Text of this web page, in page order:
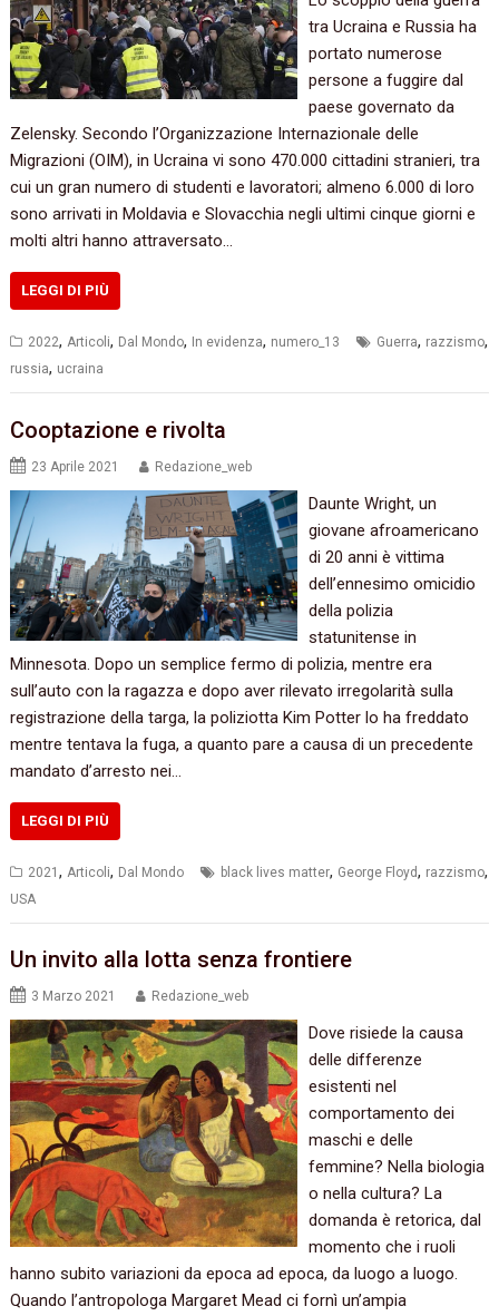
tra Ucraina e Russia ha
portato numerose
persone a fuggire dal
paese governato da
Zelensky. Secondo l’Organizzazione Internazionale delle
Migrazioni (OIM), in Ucraina vi sono 470.000 cittadini stranieri, tra
cui un gran numero di studenti e lavoratori; almeno 6.000 di loro
sono arrivati in Moldavia e Slovacchia negli ultimi cinque giorni e
molti altri hanno attraversato…
LEGGI DI PIÙ
2022,Articoli, Dal Mondo, In evidenza, numero_13 Guerra, razzismo,
russia, ucraina
Cooptazione e rivolta
23 Aprile 2021 Redazione_web
Daunte Wright, un
giovane afroamericano
di 20 anni è vittima
dell’ennesimo omicidio
della polizia
statunitense in
Minnesota. Dopo un semplice fermo di polizia, mentre era
sull’auto con la ragazza e dopo aver rilevato irregolarità sulla
registrazione della targa, la poliziotta Kim Potter lo ha freddato
mentre tentava la fuga, a quanto pare a causa di un precedente
mandato d’arresto nei…
LEGGI DI PIÙ
2021, Articoli, Dal Mondo black lives matter, George Floyd, razzismo,
USA
Un invito alla lotta senza frontiere
3 Marzo 2021 Redazione_web
Dove risiede la causa
delle differenze
esistenti nel
comportamento dei
maschi e delle
femmine? Nella biologia
o nella cultura? La
domanda è retorica, dal
momento che i ruoli
hanno subito variazioni da epoca ad epoca, da luogo a luogo.
Quando l’antropologa Margaret Mead ci fornì un’ampia